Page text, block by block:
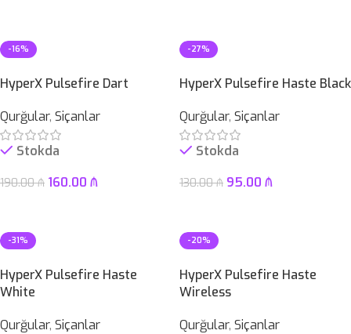
-16%
HyperX Pulsefire Dart
Qurğular, Siçanlar
Stokda
190.00₼ 160.00 ₼
-27%
HyperX Pulsefire Haste Black
Qurğular, Siçanlar
Stokda
130.00₼ 95.00 ₼
-31%
HyperX Pulsefire Haste
White
Qurğular, Siçanlar
-20%
HyperX Pulsefire Haste
Wireless
Qurğular, Siçanlar